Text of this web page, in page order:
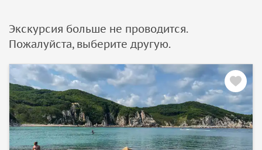
Экскурсия больше не проводится.
Пожалуйста, выберите другую.